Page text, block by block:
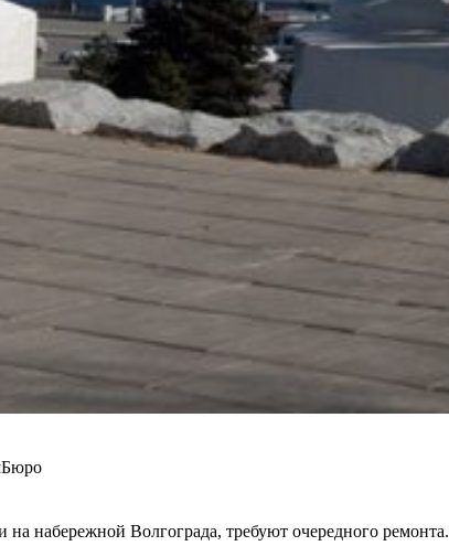
набережной Волгограда, требуют очередного ремонта.